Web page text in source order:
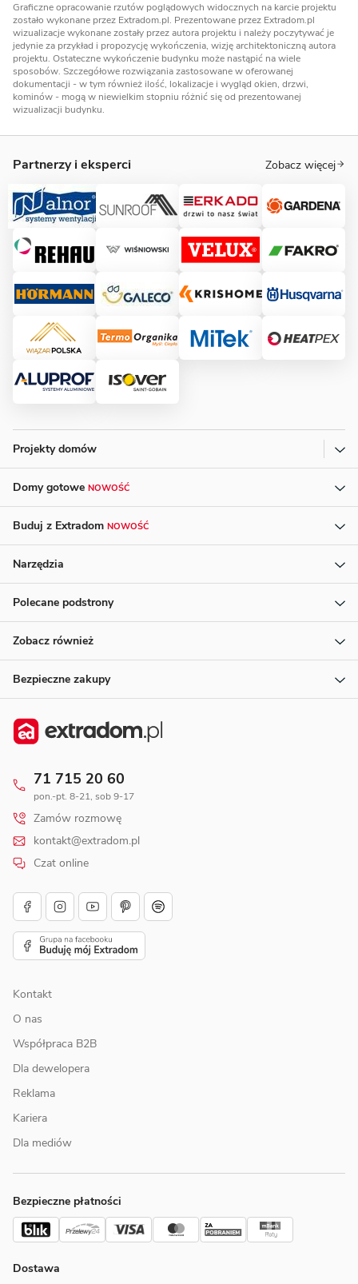
Graficzne opracowanie rzutów poglądowych widocznych na karcie projektu
zostało wykonane przez Extradom.pl. Prezentowane przez Extradom.pl
wizualizacje wykonane zostały przez autora projektu i należy poczytywać je
jedynie za przykład i propozycję wykończenia, wizję architektoniczną autora
projektu. Ostateczne wykończenie budynku może nastąpić na wiele
sposobów. Szczegółowe rozwiązania zastosowane w oferowanej
dokumentacji - w tym również ilość, lokalizacje i wygląd okien, drzwi,
kominów - mogą w niewielkim stopniu różnić się od prezentowanej
wizualizacji budynku.
Partnerzy i eksperci Zobacz więcej
Projekty domów
Domy gotowe NOWOŚĆ
Buduj z Extradom NOWOŚĆ
Narzędzia
Polecane podstrony
Zobacz również
Bezpieczne zakupy
71 715 20 60
pon.-pt. 8-21, sob 9-17
Zamów rozmowę
kontakt@extradom.pl
Czat online
Kontakt
O nas
Współpraca B2B
Dla dewelopera
Reklama
Kariera
Dla mediów
Bezpieczne płatności
Dostawa